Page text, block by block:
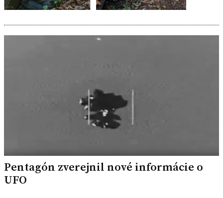
Pentagón zverejnil nové informácie o
UFO